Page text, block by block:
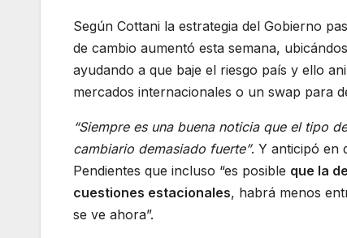
Según Cottani la estrategia del Gobierno
de cambio aumentó esta semana,
ayudando a que baje el riesgo país y ello
mercados internacionales o un swap para
“Siempre es una buena noticia que el tipo
cambiario demasiado fuerte”. Y anticipó en
Pendientes que incluso “es posible que la
cuestiones estacionales, habrá menos
se ve ahora”.